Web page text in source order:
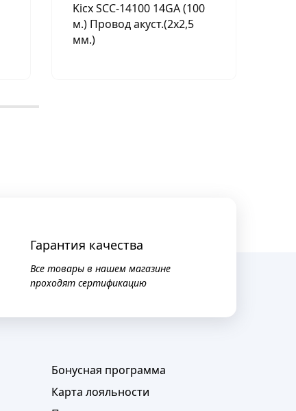
Kicx SCC-14100 14GA (100
м.) Провод акуст.(2х2,5
мм.)
Гарантия качества
Все товары в нашем магазине
проходят сертификацию
Бонусная программа
Карта лояльности